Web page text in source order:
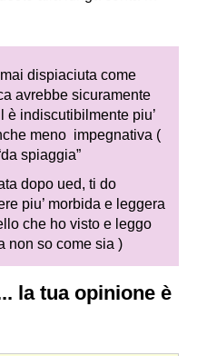
dispiaciuta come
avrebbe sicuramente
indiscutibilmente piu’
meno impegnativa (
spiaggia”
dopo ued, ti do
piu’ morbida e leggera
che ho visto e leggo
non so come sia )
la tua opinione è